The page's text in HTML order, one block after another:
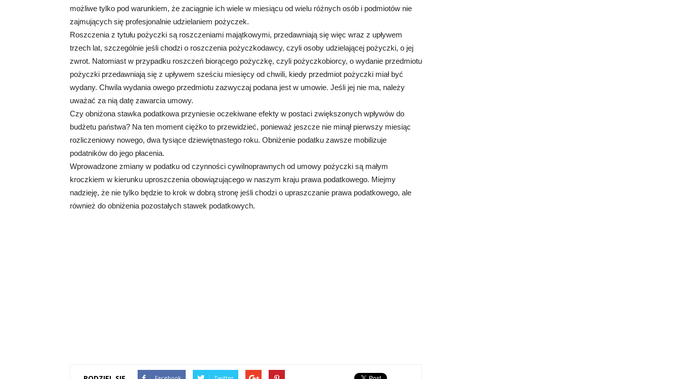
możliwe tylko pod warunkiem, że zaciągnie ich wiele w miesiącu od wielu różnych osób i podmiotów nie
zajmujących się profesjonalnie udzielaniem pożyczek.
Roszczenia z tytułu pożyczki są roszczeniami majątkowymi, przedawniają się więc wraz z upływem
trzech lat, szczególnie jeśli chodzi o roszczenia pożyczkodawcy, czyli osoby udzielającej pożyczki, o jej
zwrot. Natomiast w przypadku roszczeń biorącego pożyczkę, czyli pożyczkobiorcy, o wydanie przedmiotu
pożyczki przedawniają się z upływem sześciu miesięcy od chwili, kiedy przedmiot pożyczki miał być
wydany. Chwila wydania owego przedmiotu zazwyczaj podana jest w umowie. Jeśli jej nie ma, należy
uważać za nią datę zawarcia umowy.
Czy obniżona stawka podatkowa przyniesie oczekiwane efekty w postaci zwiększonych wpływów do
budżetu państwa? Na ten moment ciężko to przewidzieć, ponieważ jeszcze nie minął pierwszy miesiąc
rozliczeniowy nowego, dwa tysiące dziewiętnastego roku. Obniżenie podatku zawsze mobilizuje
podatników do jego płacenia.
Wprowadzone zmiany w podatku od czynności cywilnoprawnych od umowy pożyczki są małym
kroczkiem w kierunku uproszczenia obowiązującego w naszym kraju prawa podatkowego. Miejmy
nadzieję, że nie tylko będzie to krok w dobrą stronę jeśli chodzi o upraszczanie prawa podatkowego, ale
również do obniżenia pozostałych stawek podatkowych.